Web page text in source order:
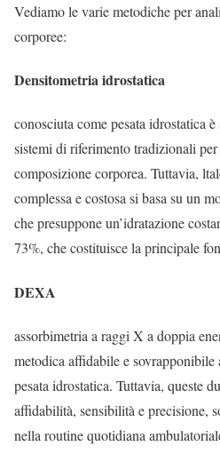
Vediamo le varie metodiche per
corporee:
Densitometria idrostatica
conosciuta come pesata idrostatica
sistemi di riferimento tradizionali
composizione corporea. Tuttavia,
complessa e costosa si basa su un
che presuppone un’idratazione
73%, che costituisce la principale
DEXA
assorbimetria a raggi X a doppia
metodica affidabile esovrapponibile
pesata idrostatica. Tuttavia, queste
affidabilità, sensibilità e precisione,
nella routine quotidiana